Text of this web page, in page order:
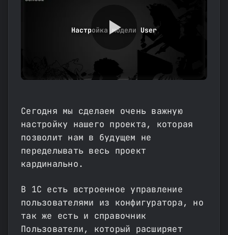
Настройка модели User
Сегодня мы сделаем очень важную
настройку нашего проекта, которая
позволит нам в будущем не
переделывать весь проект
кардинально.
В 1С есть встроенное управление
пользователями из конфигуратора, но
так же есть и справочник
Пользователи, который расширяет